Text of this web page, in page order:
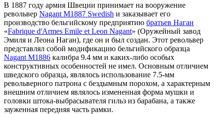
В 1887 году армия Швеции принимает на вооружение
револьвер Nagant M1887 Swedish и заказывает его
производство бельгийскому предприятию братьев Наган
«Fabrique d'Armes Emile et Leon Nagant» (Оружейный завод
Эмиля и Леона Наган), где он и был создан. Этот револьвер
представлял собой модификацию бельгийского образца
Nagant M1886 калибра 9.4 мм и каких-либо особых
конструктивных особенностей не имел. Основным отличием
шведского образца, являлось использование 7.5-мм
револьверного патрона с бездымным порохом, а характерным
внешним отличием являлось измененная форма мушки и
головки штока-выбрасывателя гильз из барабана, а также
зауженная передняя часть рамки.